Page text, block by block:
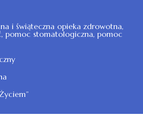
i świąteczna opieka zdrowotna,
pomoc stomatologiczna, pomoc